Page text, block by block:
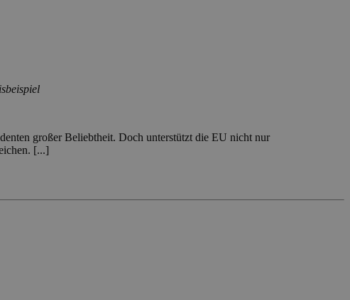
großer Beliebtheit. Doch unterstützt die EU nicht nur
[...]